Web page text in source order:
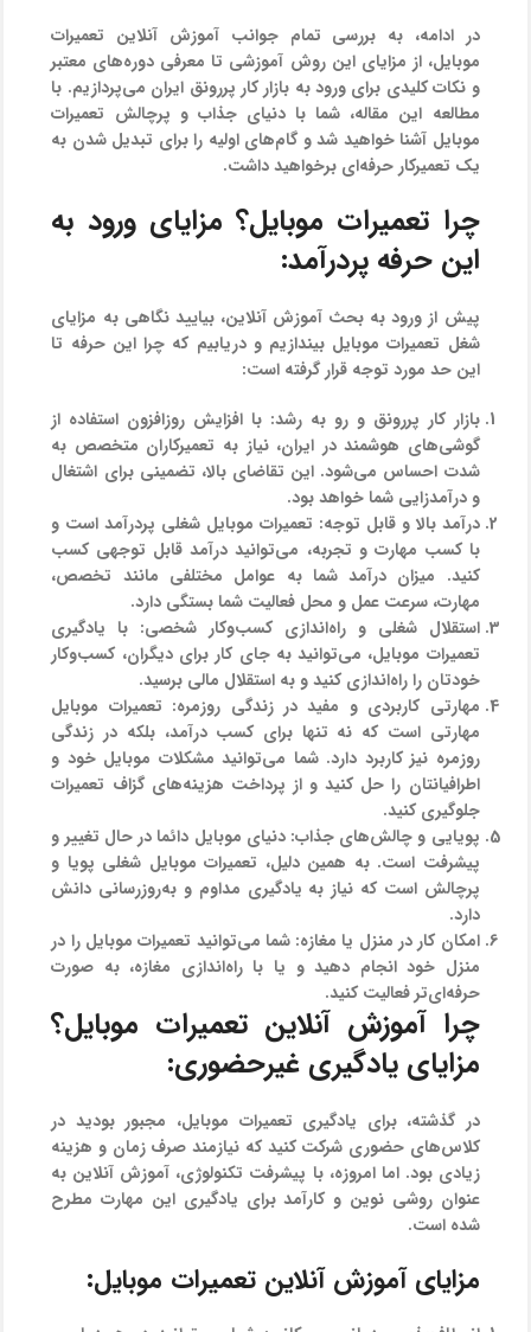
در ادامه، به بررسی تمام جوانب آموزش آنلاین تعمیرات
موبایل، از مزایای این روش آموزشی تا معرفی دوره‌های معتبر
و نکات کلیدی برای ورود به بازار کار پررونق ایران می‌پردازیم. با
مطالعه این مقاله، شما با دنیای جذاب و پرچالش تعمیرات
موبایل آشنا خواهید شد و گام‌های اولیه را برای تبدیل شدن به
یک تعمیرکار حرفه‌ای برخواهید داشت.
چرا تعمیرات موبایل؟ مزایای ورود به
این حرفه پردرآمد:
پیش از ورود به بحث آموزش آنلاین، بیایید نگاهی به مزایای
شغل تعمیرات موبایل بیندازیم و دریابیم که چرا این حرفه تا
این حد مورد توجه قرار گرفته است:
بازار کار پررونق و رو به رشد: با افزایش روزافزون استفاده از
گوشی‌های هوشمند در ایران، نیاز به تعمیرکاران متخصص به
شدت احساس می‌شود. این تقاضای بالا، تضمینی برای اشتغال
و درآمدزایی شما خواهد بود.
درآمد بالا و قابل توجه: تعمیرات موبایل شغلی پردرآمد است و
با کسب مهارت و تجربه، می‌توانید درآمد قابل توجهی کسب
کنید. میزان درآمد شما به عوامل مختلفی مانند تخصص،
مهارت، سرعت عمل و محل فعالیت شما بستگی دارد.
استقلال شغلی و راه‌اندازی کسب‌وکار شخصی: با یادگیری
تعمیرات موبایل، می‌توانید به جای کار برای دیگران، کسب‌وکار
خودتان را راه‌اندازی کنید و به استقلال مالی برسید.
مهارتی کاربردی و مفید در زندگی روزمره: تعمیرات موبایل
مهارتی است که نه تنها برای کسب درآمد، بلکه در زندگی
روزمره نیز کاربرد دارد. شما می‌توانید مشکلات موبایل خود و
اطرافیانتان را حل کنید و از پرداخت هزینه‌های گزاف تعمیرات
جلوگیری کنید.
پویایی و چالش‌های جذاب: دنیای موبایل دائما در حال تغییر و
پیشرفت است. به همین دلیل، تعمیرات موبایل شغلی پویا و
پرچالش است که نیاز به یادگیری مداوم و به‌روزرسانی دانش
دارد.
امکان کار در منزل یا مغازه: شما می‌توانید تعمیرات موبایل را در
منزل خود انجام دهید و یا با راه‌اندازی مغازه، به صورت
حرفه‌ای‌تر فعالیت کنید.
چرا آموزش آنلاین تعمیرات موبایل؟
مزایای یادگیری غیرحضوری:
در گذشته، برای یادگیری تعمیرات موبایل، مجبور بودید در
کلاس‌های حضوری شرکت کنید که نیازمند صرف زمان و هزینه
زیادی بود. اما امروزه، با پیشرفت تکنولوژی، آموزش آنلاین به
عنوان روشی نوین و کارآمد برای یادگیری این مهارت مطرح
شده است.
مزایای آموزش آنلاین تعمیرات موبایل: